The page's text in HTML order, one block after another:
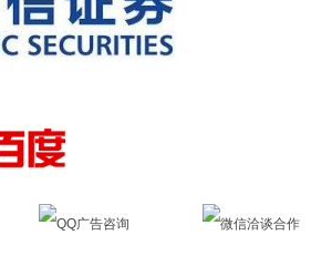
QQ广告咨询 微信洽谈合作